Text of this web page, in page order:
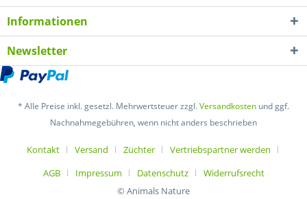
Informationen
Newsletter
* Alle Preise inkl. gesetzl. Mehrwertsteuer zzgl.Versandkosten und ggf.
Nachnahmegebühren, wenn nicht anders beschrieben
Kontakt Versand Züchter
Vertriebspartner werden
AGB
Impressum Datenschutz
Widerrufsrecht
© Animals Nature